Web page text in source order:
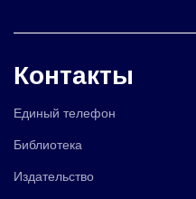
Контакты
Единый телефон
Библиотека
Издательство